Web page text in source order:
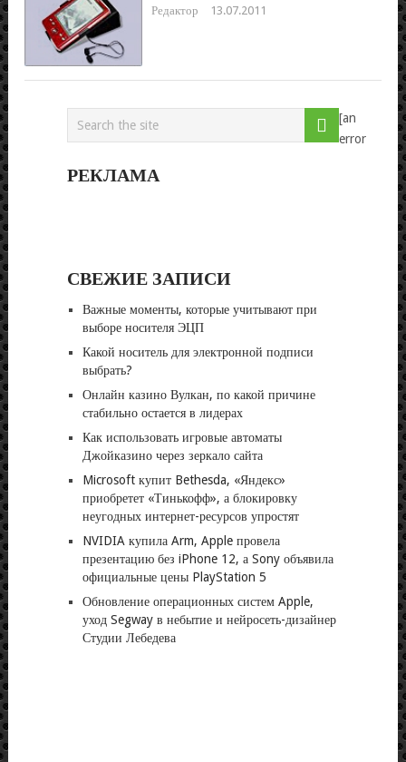
Редактор 13.07.2011
РЕКЛАМА
СВЕЖИЕ ЗАПИСИ
Важные моменты, которые учитывают при
выборе носителя ЭЦП
Какой носитель для электронной подписи
выбрать?
Онлайн казино Вулкан, по какой причине
стабильно остается в лидерах
Как использовать игровые автоматы
Джойказино через зеркало сайта
Microsoft купит Bethesda, «Яндекс»
приобретет «Тинькофф», а блокировку
неугодных интернет-ресурсов упростят
NVIDIA купила Arm, Apple провела
презентацию без iPhone 12, а Sony объявила
официальные цены PlayStation 5
Обновление операционных систем Apple,
уход Segway в небытие и нейросеть-дизайнер
Студии Лебедева
[an
error